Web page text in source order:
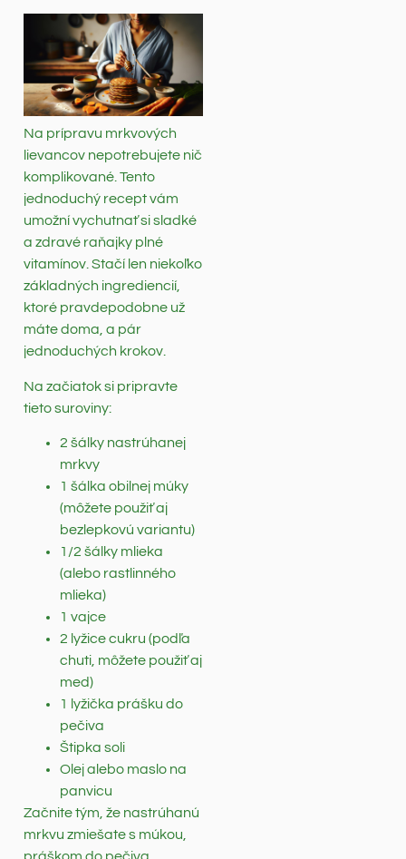
Na prípravu mrkvových
lievancov nepotrebujete nič
komplikované. Tento
jednoduchý recept vám
umožní vychutnať si sladké
a zdravé raňajky plné
vitamínov. Stačí len niekoľko
základných ingrediencií,
ktoré pravdepodobne už
máte doma, a pár
jednoduchých krokov.
Na začiatok si pripravte
tieto suroviny:
2 šálky nastrúhanej
mrkvy
1 šálka obilnej múky
(môžete použiť aj
bezlepkovú variantu)
1/2 šálky mlieka
(alebo rastlinného
mlieka)
1 vajce
2 lyžice cukru (podľa
chuti, môžete použiť aj
med)
1 lyžička prášku do
pečiva
Štipka soli
Olej alebo maslo na
panvicu
Začnite tým, že nastrúhanú
mrkvu zmiešate s múkou,